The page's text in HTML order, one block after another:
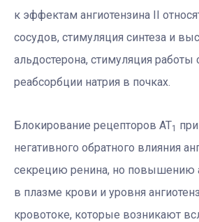
к эффектам ангиотензина II
сосудов, стимуляция синтеза и
альдостерона, стимуляция работы
реабсорбции натрия в почках.
Блокирование рецепторов АТ1
негативного обратного влияния
секрецию ренина, но повышению
в плазме крови и уровня
кровотоке, которые возникают